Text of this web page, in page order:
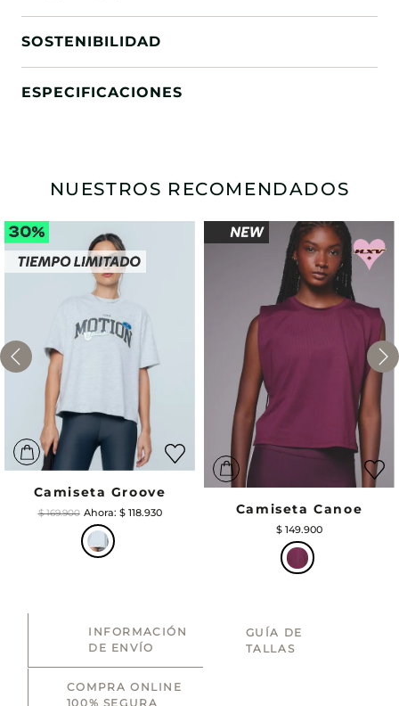
SOSTENIBILIDAD
ESPECIFICACIONES
NUESTROS RECOMENDADOS
Camiseta Groove
$ 169.900 $ 118.930 Camiseta Canoe
$ 149.900
INFORMACIÓN
DE ENVÍO
GUÍA DE
TALLAS
COMPRA ONLINE
100% SEGURA